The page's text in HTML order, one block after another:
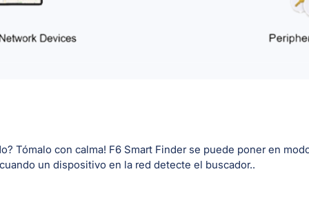
Tómalo con calma! F6 Smart Finder se puede poner en
un dispositivo en la red detecte el buscador..